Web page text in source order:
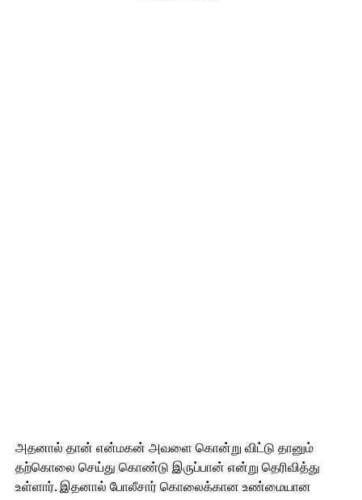
அதனால் தான் என்மகன் அவளை கொன்று விட்டு தானும்
தற்கொலை செய்து கொண்டு இருப்பான் என்று தெரிவித்து
உள்ளார். இதனால் போலீசார் கொலைக்கான உண்மையான